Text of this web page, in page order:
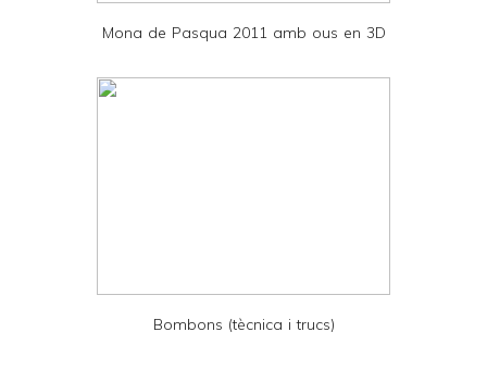
Mona de Pasqua 2011 amb ous en 3D
Bombons (tècnica i trucs)